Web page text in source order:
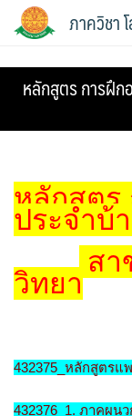
Skip
ภาควิชา
หลักสูตร การฝึก
หลักสูตร
ประจำบ้
สา
วิทยา
432375_หลักสูตร
432376_1. ภาคผนว